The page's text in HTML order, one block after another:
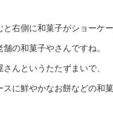
右側に和菓子がショーケ
の和菓子やさんですね。
んというたたずまいで、
に鮮やかなお餅などの和菓